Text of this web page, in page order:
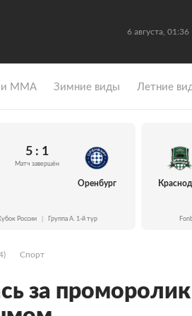
6 августа, 01:36
и ММА Зимние виды Летние
5 : 1
Матч завершён
Оренбург
России Группа A. 1-й тур
Спорт
за проморолик